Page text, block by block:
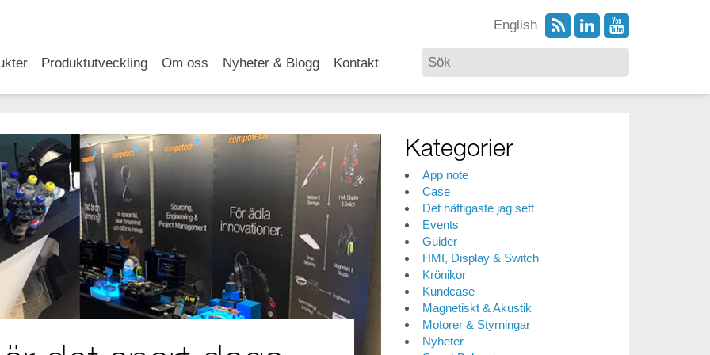
Produktutveckling Om oss Nyheter & Blogg Kontakt
English
Kategorier
App note
Case
Det häftigaste jag sett
Events
Guider
HMI, Display & Switch
Krönikor
Kundcase
Magnetiskt & Akustik
Motorer & Styrningar
Nyheter